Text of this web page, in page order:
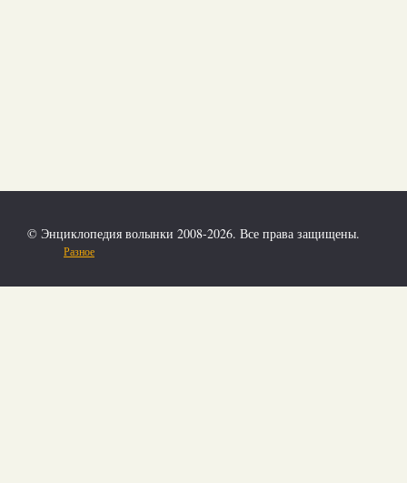
© Энциклопедия волынки 2008-2026. Все права защищены.
Разное